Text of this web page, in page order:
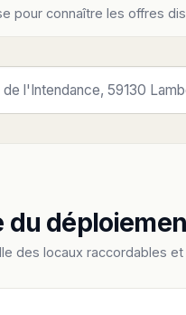
pour connaître les offres
du
des locaux raccordables